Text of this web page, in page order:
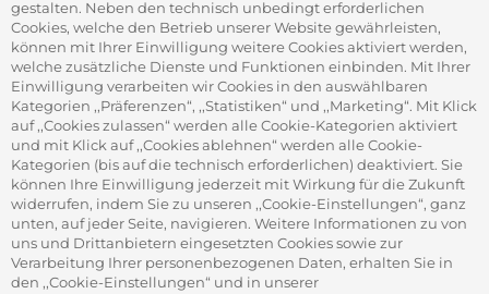
ADRESSE
Gourvita GmbH
Adam-Opel-Str. 19
63322 Rödermark
SICHER ZAHLEN
gestalten. Neben den technisch unbedingt erforderlichen
Cookies, welche den Betrieb unserer Website gewährleisten,
können mit Ihrer Einwilligung weitere Cookies aktiviert werden,
welche zusätzliche Dienste und Funktionen einbinden. Mit Ihrer
Einwilligung verarbeiten wir Cookies in den auswählbaren
Kategorien ,,Präferenzen“, ,,Statistiken“ und ,,Marketing“. Mit Klick
auf ,,Cookies zulassen“ werden alle Cookie-Kategorien aktiviert
und mit Klick auf ,,Cookies ablehnen“ werden alle Cookie-
Kategorien (bis auf die technisch erforderlichen) deaktiviert. Sie
können Ihre Einwilligung jederzeit mit Wirkung für die Zukunft
widerrufen, indem Sie zu unseren ,,Cookie-Einstellungen“, ganz
unten, auf jeder Seite, navigieren. Weitere Informationen zu von
uns und Drittanbietern eingesetzten Cookies sowie zur
Verarbeitung Ihrer personenbezogenen Daten, erhalten Sie in
den ,,Cookie-Einstellungen“ und in unserer